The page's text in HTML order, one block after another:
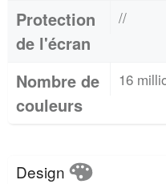
Protection
de l'écran
//
Nombre de
couleurs
16
Design